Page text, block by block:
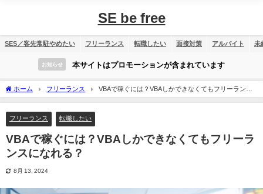
SE be free
SES／客先常駐やめたい フリーランス 転職したい 面接対策 アルバイト 未
お知らせ 本サイトはプロモーションが含まれています
ホーム フリーランス
VBAで稼ぐには？VBAしかできなくてもフリーランス
になれる？
フリーランス 転職したい
VBAで稼ぐには？VBAしかできなくてもフリーラ
ンスになれる？
8月 13, 2024